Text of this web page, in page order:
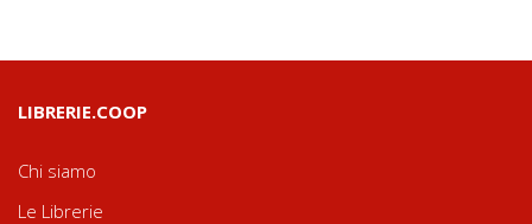
LIBRERIE.COOP
Chi siamo
Le Librerie